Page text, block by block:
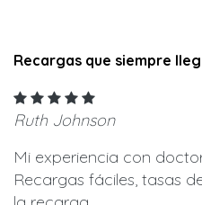
Recargas que siempre
Ruth Johnson
Mi experiencia con
Recargas fáciles, tasas